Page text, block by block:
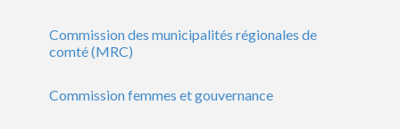
Commission des municipalités régionales de
comté (MRC)
Commission femmes et gouvernance